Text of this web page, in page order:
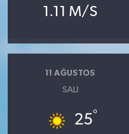
1.11 M/S
11 AĞUSTOS
SALI
25°